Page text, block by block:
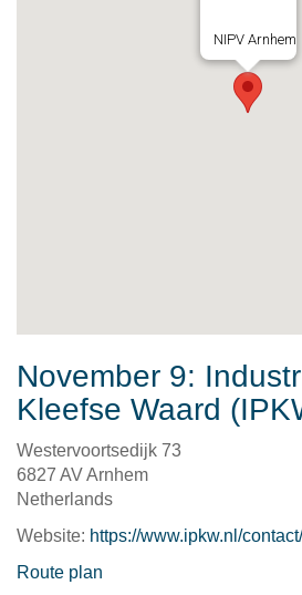
NIPV Arnhem
November 9:
Kleefse Waard
Westervoortsedijk 73
6827 AV Arnhem
Netherlands
Website: https://www.ipkw.nl/contact/
Route plan